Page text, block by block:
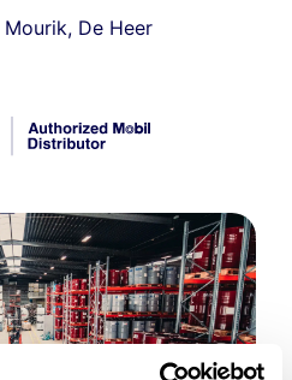
Mourik, De Heer